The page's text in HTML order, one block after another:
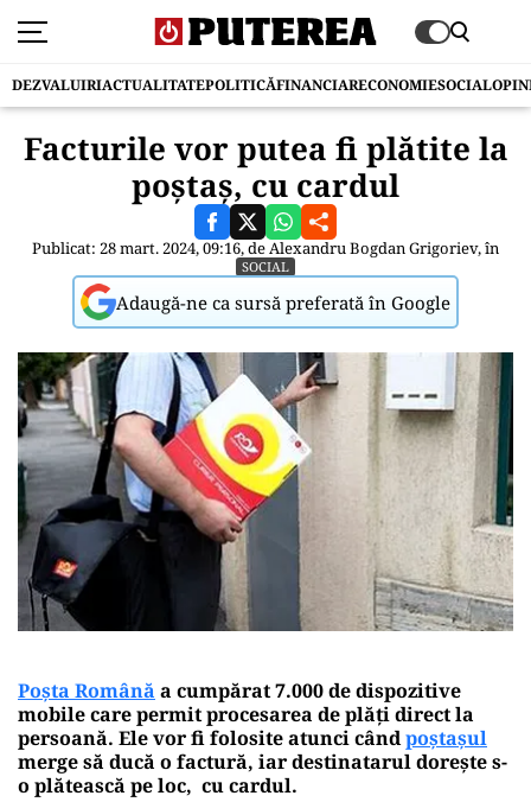
DEZVALUIRIACTUALITATEPOLITICĂFINANCIARECONOMIESOCIAL
Facturile vor putea fi plătite la
poștaș, cu cardul
Publicat: 28 mart. 2024, 09:16, deAlexandru Bogdan Grigoriev, în
SOCIAL
Adaugă-ne ca sursă preferată în Google
Poşta Română a cumpărat 7.000 de dispozitive
mobile care permit procesarea de plăţi direct la
persoană. Ele vor fi folosite atunci cândpoştaşul
merge să ducă o factură, iar destinatarul dorește s-
o plătească pe loc, cu cardul.